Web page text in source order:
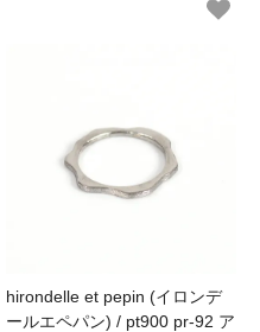
hirondelle et pepin (イロンデ
ールエペパン) / pt900 pr-92 ア